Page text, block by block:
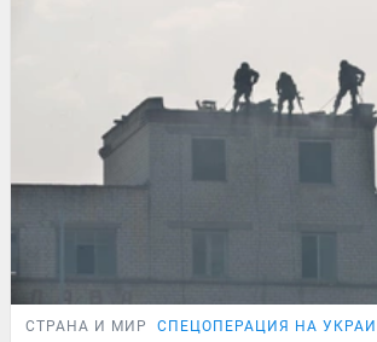
СТРАНА И МИР СПЕЦОПЕРАЦИЯ НА